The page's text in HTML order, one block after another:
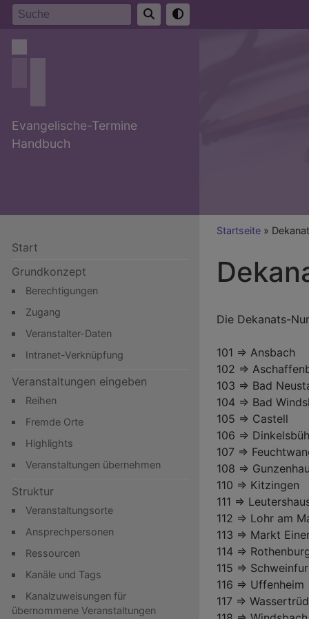
Direkt
zum
Inhalt
Evangelische-Termine
Handbuch
Start
Grundkonzept
Berechtigungen
Zugang
Veranstalter-Daten
Intranet-Verknüpfung
Veranstaltungen eingeben
Reihen
Fremde Orte
Highlights
Veranstaltungen übernehmen
Struktur
Veranstaltungsorte
Ansprechpersonen
Ressourcen
Kanäle und Tags
Kanalzuweisungen für
übernommene Veranstaltungen
Startseite
Die Dekanats-
101 => Ansbach
102 =>
103 => Bad
104 => Bad
105 => Castell
106 =>
107 =>
108 =>
110 => Kitzingen
111 =>
112 => Lohr am
113 => Markt
114 =>
115 =>
116 => Uffenheim
117 =>